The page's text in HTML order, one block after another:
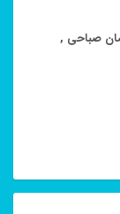
صباحی ,